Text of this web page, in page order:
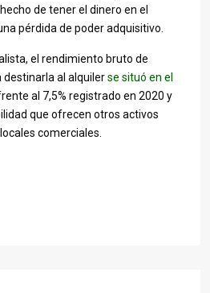
de tener el dinero en el
pérdida de poder adquisitivo.
el rendimiento bruto de
al alquilerse situó en el
al 7,5% registrado en 2020 y
que ofrecen otros activos
comerciales.